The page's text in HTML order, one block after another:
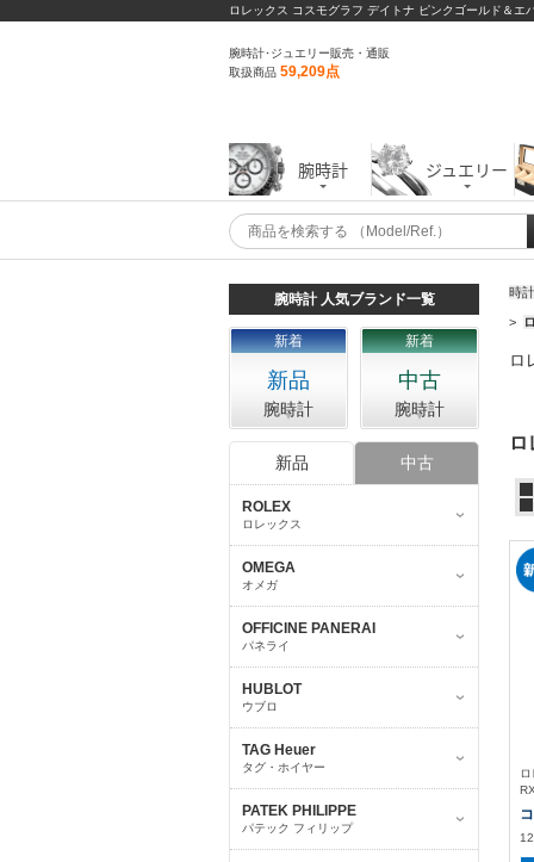
ロレックス コスモグラフ デイトナ ピンクゴールド＆エ
腕時計･ジュエリー販売・通販
取扱商品 59,209点
腕時計 ジュエリー
時計
>
ロ
腕時計 人気ブランド一覧
新着
新品
腕時計
新着
中古
腕時計
新品 中古
ROLEX
ロレックス
OMEGA
オメガ
OFFICINE PANERAI
パネライ
HUBLOT
ウブロ
TAG Heuer
タグ・ホイヤー
PATEK PHILIPPE
パテック フィリップ